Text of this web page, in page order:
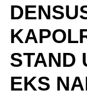
STAND
EKS